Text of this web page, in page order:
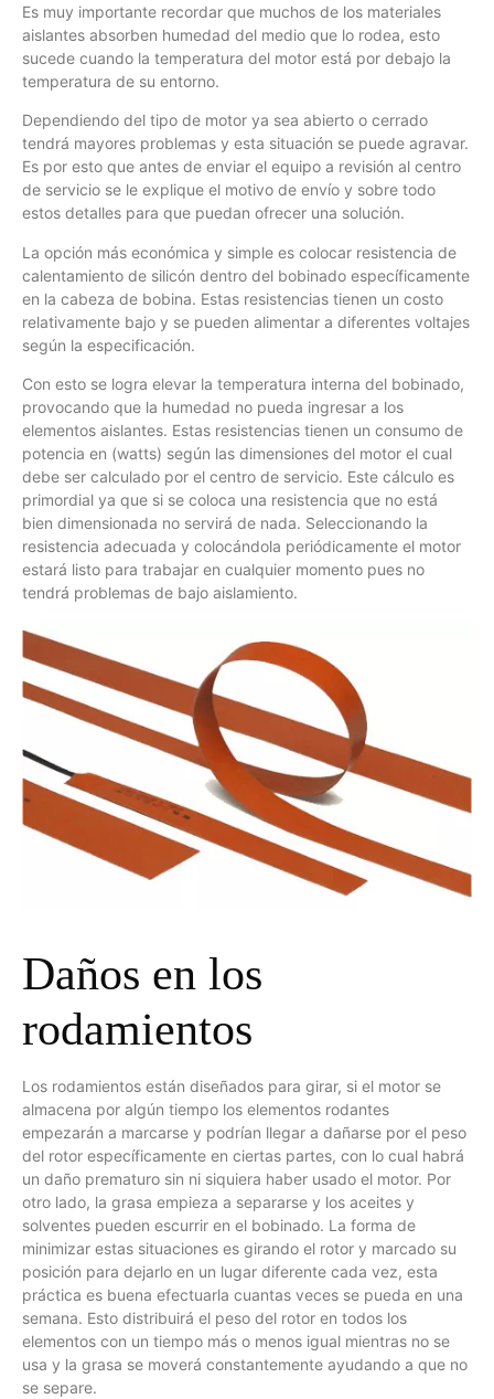
Es muy importante recordar que muchos de los materiales
aislantes absorben humedad del medio que lo rodea, esto
sucede cuando la temperatura del motor está por debajo la
temperatura de su entorno.
Dependiendo del tipo de motor ya sea abierto o cerrado
tendrá mayores problemas y esta situación se puede agravar.
Es por esto que antes de enviar el equipo a revisión al centro
de servicio se le explique el motivo de envío y sobre todo
estos detalles para que puedan ofrecer una solución.
La opción más económica y simple es colocar resistencia de
calentamiento de silicón dentro del bobinado específicamente
en la cabeza de bobina. Estas resistencias tienen un costo
relativamente bajo y se pueden alimentar a diferentes voltajes
según la especificación.
Con esto se logra elevar la temperatura interna del bobinado,
provocando que la humedad no pueda ingresar a los
elementos aislantes. Estas resistencias tienen un consumo de
potencia en (watts) según las dimensiones del motor el cual
debe ser calculado por el centro de servicio. Este cálculo es
primordial ya que si se coloca una resistencia que no está
bien dimensionada no servirá de nada. Seleccionando la
resistencia adecuada y colocándola periódicamente el motor
estará listo para trabajar en cualquier momento pues no
tendrá problemas de bajo aislamiento.
Daños en los
rodamientos
Los rodamientos están diseñados para girar, si el motor se
almacena por algún tiempo los elementos rodantes
empezarán a marcarse y podrían llegar a dañarse por el peso
del rotor específicamente en ciertas partes, con lo cual habrá
un daño prematuro sin ni siquiera haber usado el motor. Por
otro lado, la grasa empieza a separarse y los aceites y
solventes pueden escurrir en el bobinado. La forma de
minimizar estas situaciones es girando el rotor y marcado su
posición para dejarlo en un lugar diferente cada vez, esta
práctica es buena efectuarla cuantas veces se pueda en una
semana. Esto distribuirá el peso del rotor en todos los
elementos con un tiempo más o menos igual mientras no se
usa y la grasa se moverá constantemente ayudando a que no
se separe.